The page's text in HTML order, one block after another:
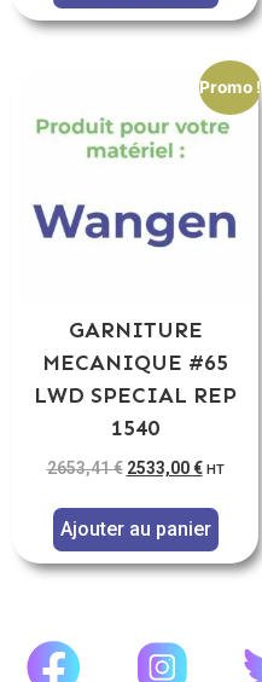
Promo !
GARNITURE
MECANIQUE #65
LWD SPECIAL REP
1540
2653,41€ 2533,00€ HT
Ajouter au panier